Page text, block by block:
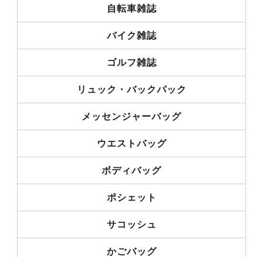
自転車雑誌
バイク雑誌
ゴルフ雑誌
リュック・バックパック
メッセンジャーバッグ
ウエストバッグ
ボディバッグ
ポシェット
サコッシュ
かごバッグ